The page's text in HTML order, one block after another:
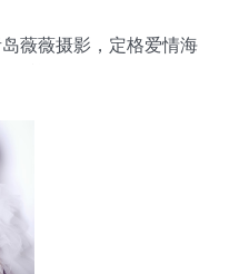
薇薇摄影，定格爱情海